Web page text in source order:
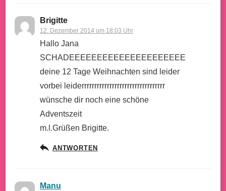
Brigitte
12. Dezember 2014 um 18:03 Uhr
Hallo Jana
SCHADEEEEEEEEEEEEEEEEEEEEE
deine 12 Tage Weihnachten sind leider
vorbei leiderrrrrrrrrrrrrrrrrrrrrrrrrrrrrrrrr
wünsche dir noch eine schöne
Adventszeit
m.l.Grüßen Brigitte.
ANTWORTEN
Manu